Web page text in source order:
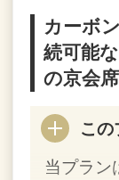
設定期間
30日
カーボ
続可能
の京会席
この
当プラン